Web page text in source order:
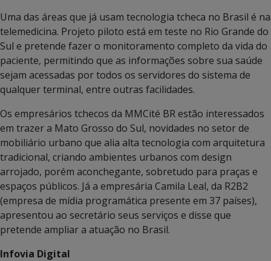
Uma das áreas que já usam tecnologia tcheca no Brasil é na
telemedicina. Projeto piloto está em teste no Rio Grande do
Sul e pretende fazer o monitoramento completo da vida do
paciente, permitindo que as informações sobre sua saúde
sejam acessadas por todos os servidores do sistema de
qualquer terminal, entre outras facilidades.
Os empresários tchecos da MMCité BR estão interessados
em trazer a Mato Grosso do Sul, novidades no setor de
mobiliário urbano que alia alta tecnologia com arquitetura
tradicional, criando ambientes urbanos com design
arrojado, porém aconchegante, sobretudo para praças e
espaços públicos. Já a empresária Camila Leal, da R2B2
(empresa de mídia programática presente em 37 países),
apresentou ao secretário seus serviços e disse que
pretende ampliar a atuação no Brasil.
Infovia Digital